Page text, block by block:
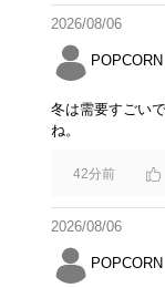
2026/08/06
POPCORN
冬は需要すごい
ね。
42分前
2026/08/06
POPCORN